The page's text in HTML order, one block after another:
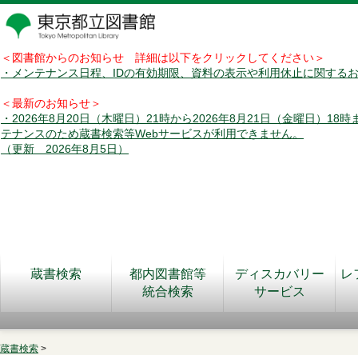
＜図書館からのお知らせ 詳細は以下をクリックしてください＞
・メンテナンス日程、IDの有効期限、資料の表示や利用休止に関する
＜最新のお知らせ＞
・2026年8月20日（木曜日）21時から2026年8月21日（金曜日）18時
テナンスのため蔵書検索等Webサービスが利用できません。
（更新 2026年8月5日）
蔵書検索
都内図書館等
統合検索
ディスカバリー
サービス
レ
蔵書検索 >